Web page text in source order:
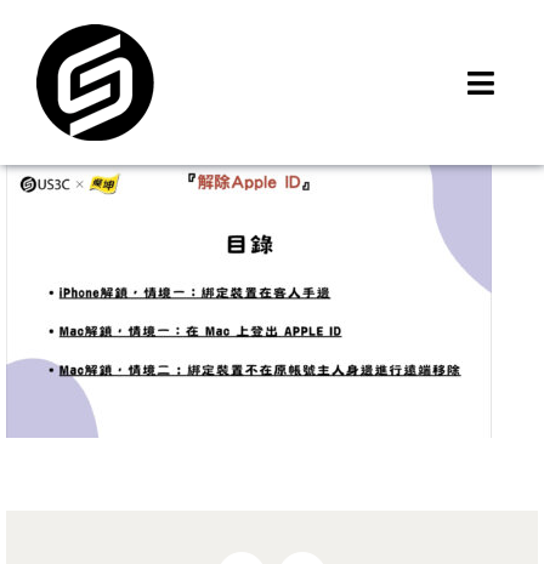
content
門市據點
iPhone 回收價
線上商城
3C租賃
MSI 舊換新